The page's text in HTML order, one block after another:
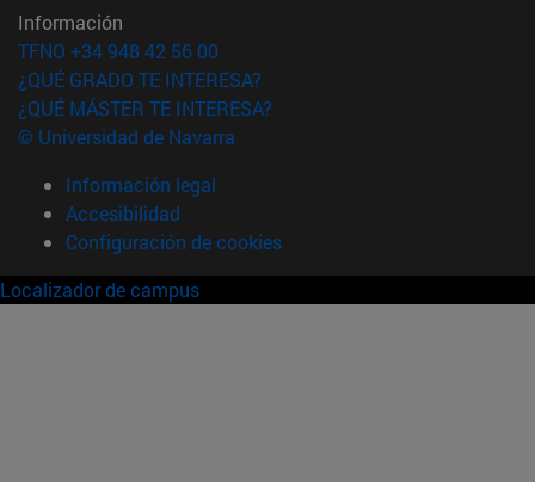
Información
TFNO +34 948 42 56 00
¿QUÉ GRADO TE INTERESA?
¿QUÉ MÁSTER TE INTERESA?
© Universidad de Navarra
Información legal
Accesibilidad
Configuración de cookies
Localizador de campus